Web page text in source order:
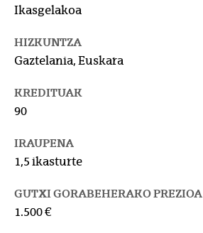
Ikasgelakoa
HIZKUNTZA
Gaztelania, Euskara
KREDITUAK
90
IRAUPENA
1,5 ikasturte
GUTXI GORABEHERAKO PREZIOA
1.500 €